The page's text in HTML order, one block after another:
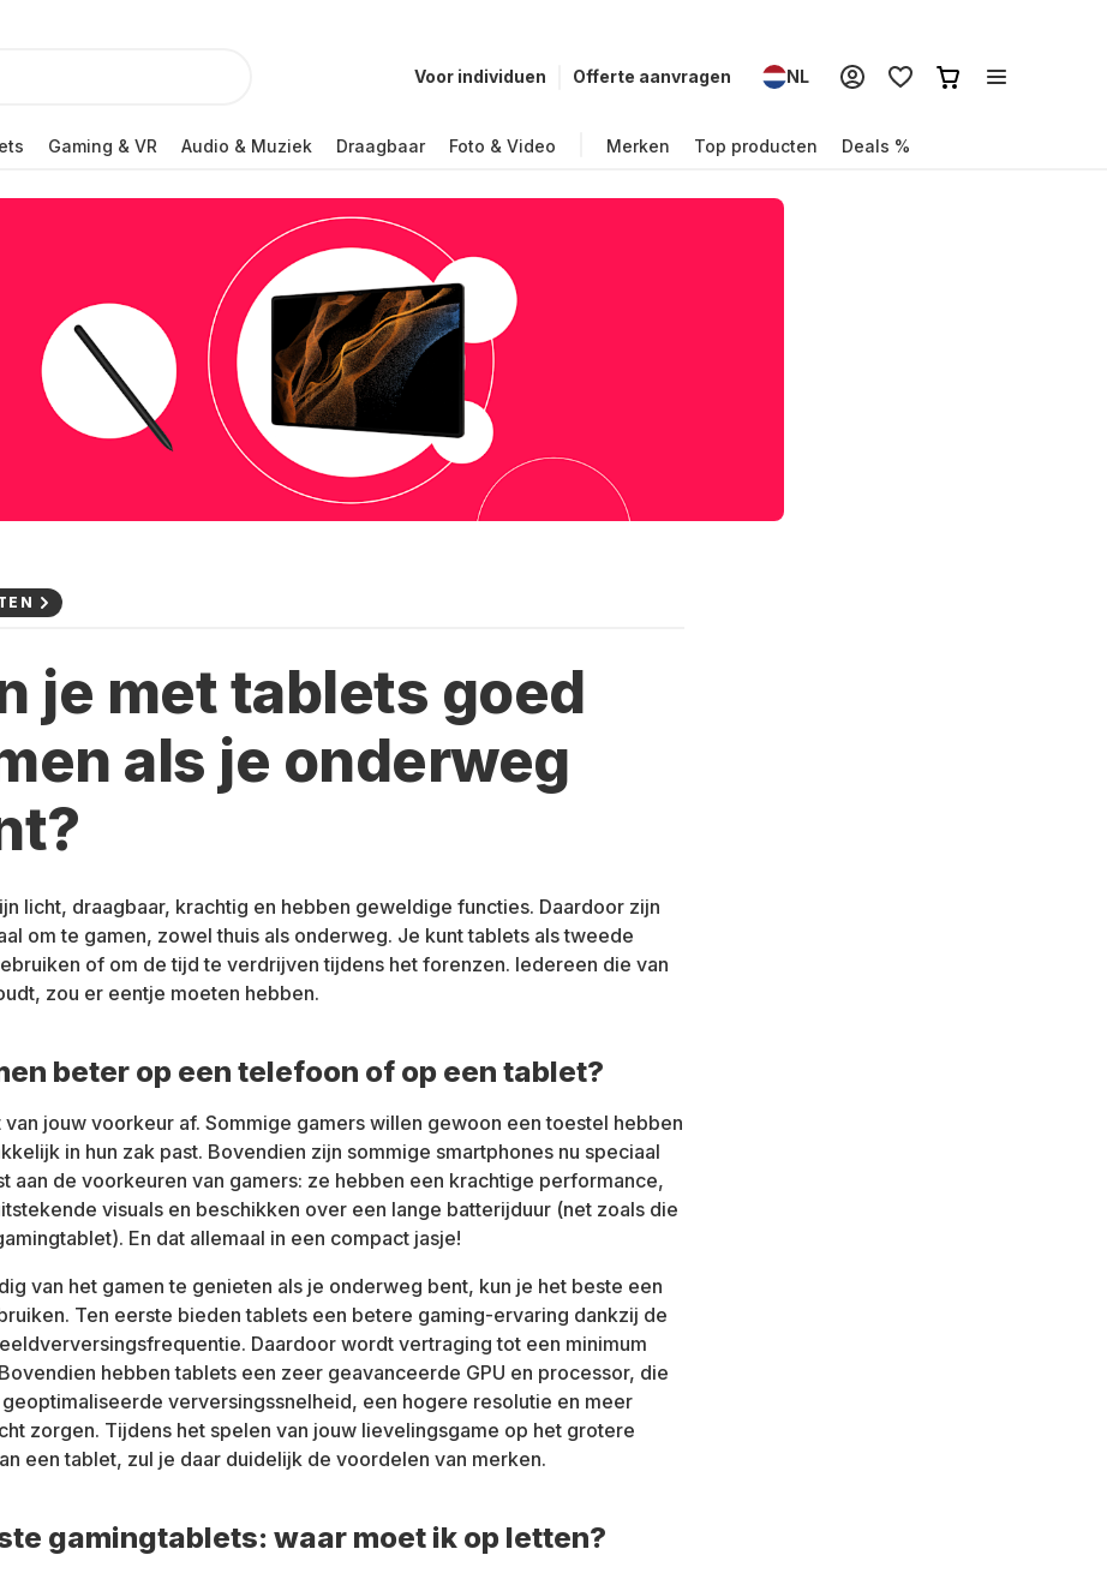
Voor individuen Offerte aanvragen NL
Gaming & VR Audio & Muziek Draagbaar Foto & Video Merken Top producten Deals %
je met tablets goed
als je onderweg
licht, draagbaar, krachtig en hebben geweldige functies. Daardoor zijn
om te gamen, zowel thuis als onderweg. Je kunt tablets als tweede
of om de tijd te verdrijven tijdens het forenzen. Iedereen die van
zou er eentje moeten hebben.
beter op een telefoon of op een tablet?
van jouw voorkeur af. Sommige gamers willen gewoon een toestel hebben
in hun zak past. Bovendien zijn sommige smartphones nu speciaal
aan de voorkeuren van gamers: ze hebben een krachtige performance,
visuals en beschikken over een lange batterijduur (net zoals die
En dat allemaal in een compact jasje!
van het gamen te genieten als je onderweg bent, kun je het beste een
Ten eerste bieden tablets een betere gaming-ervaring dankzij de
Daardoor wordt vertraging tot een minimum
hebben tablets een zeer geavanceerde GPU en processor, die
verversingssnelheid, een hogere resolutie en meer
zorgen. Tijdens het spelen van jouw lievelingsgame op het grotere
een tablet, zul je daar duidelijk de voordelen van merken.
gamingtablets: waar moet ik op letten?